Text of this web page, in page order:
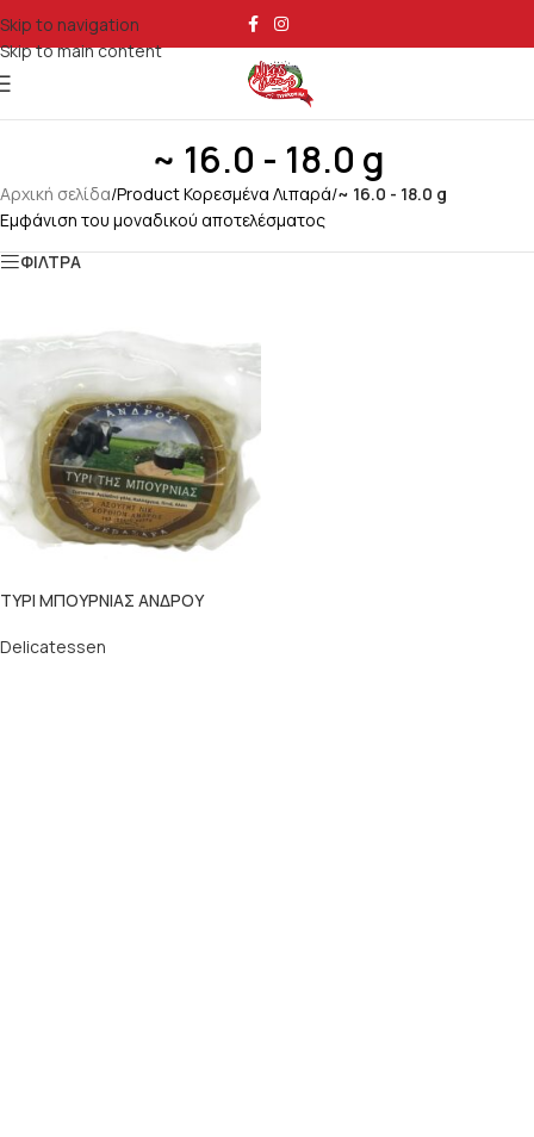
Skip to navigation
Skip to main content
~ 16.0 - 18.0 g
Αρχική σελίδα/Product Κορεσμένα Λιπαρά/~ 16.0 - 18.0 g
Εμφάνιση του μοναδικού αποτελέσματος
ΦΙΛΤΡΑ
ΤΥΡΙ ΜΠΟΥΡΝΙΑΣ ΑΝΔΡΟΥ
Delicatessen